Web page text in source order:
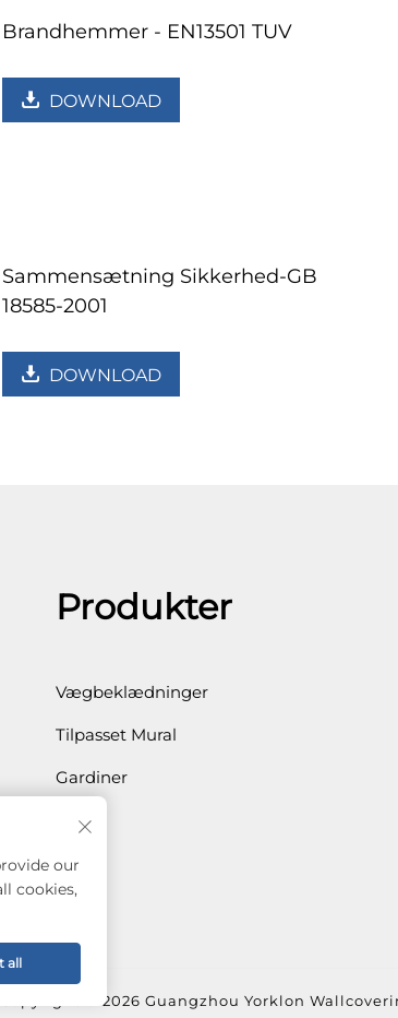
Brandhemmer - EN13501 TUV
DOWNLOAD
Sammensætning Sikkerhed-GB
18585-2001
DOWNLOAD
Produkter
Vægbeklædninger
Tilpasset Mural
Gardiner
Copyright © 2026 Guangzhou Yorklon
our
cookies,
all